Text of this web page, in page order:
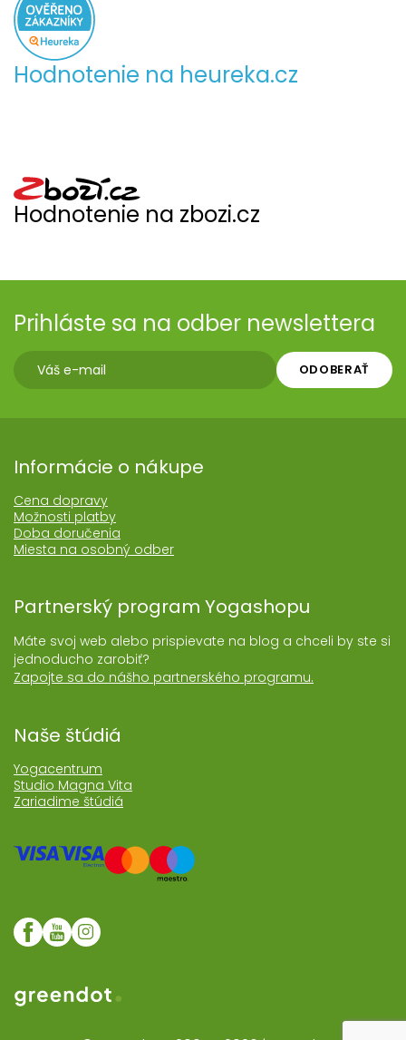
Hodnotenie na heureka.cz
Hodnotenie na zbozi.cz
Prihláste sa na odber newslettera
ODOBERAŤ
Informácie o nákupe
Cena dopravy
Možnosti platby
Doba doručenia
Miesta na osobný odber
Partnerský program Yogashopu
Máte svoj web alebo prispievate na blog a chceli by ste si
jednoducho zarobiť?
Zapojte sa do nášho partnerského programu.
Naše štúdiá
Yogacentrum
Studio Magna Vita
Zariadime štúdiá
Web realizoval Greendot